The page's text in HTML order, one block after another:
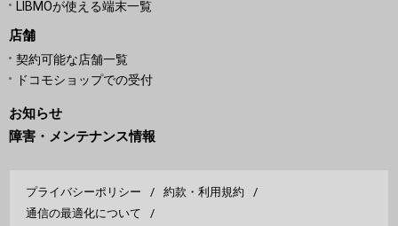
LIBMOが使える端末一覧
店舗
契約可能な店舗一覧
ドコモショップでの受付
お知らせ
障害・メンテナンス情報
プライバシーポリシー
約款・利用規約
通信の最適化について